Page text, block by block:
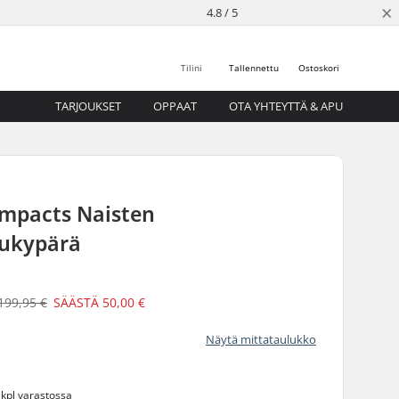
4.8 / 5 ×
Ostoskori
Tallennettu
Tilini
TARJOUKSET OPPAAT OTA YHTEYTTÄ & APU
Naisten
€ SÄÄSTÄ 50,00 €
Näytä mittataulukko
varastossa